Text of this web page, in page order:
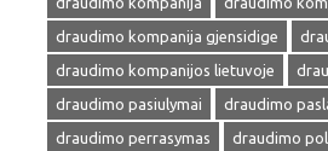
draudimo kompanija gjensidige
draudimo kompanijos lietuvoje
draudimo pasiulymai
draudimo
draudimo perrasymas
draudimo